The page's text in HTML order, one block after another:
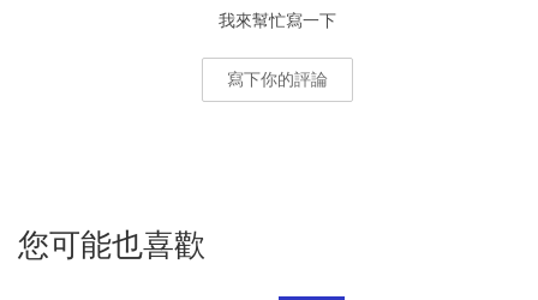
我來幫忙寫一下
寫下你的評論
您可能也喜歡